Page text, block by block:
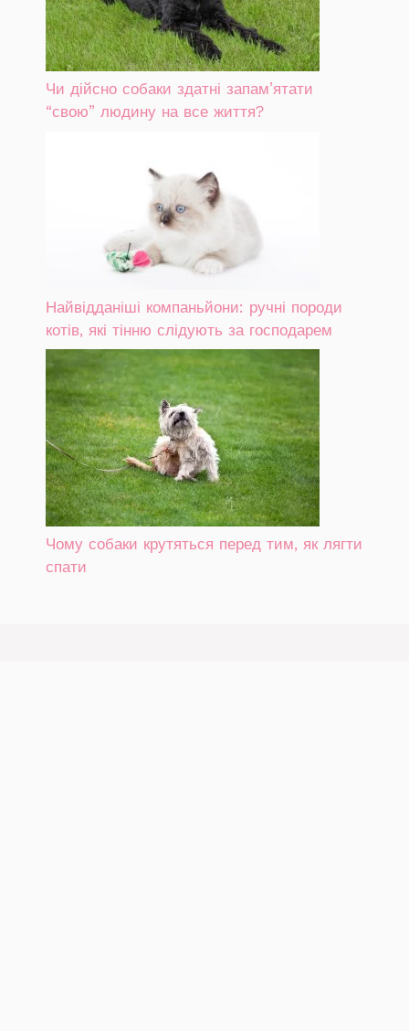
Чи дійсно собаки здатні запам’ятати
“свою” людину на все життя?
Найвідданіші компаньйони: ручні породи
котів, які тінню слідують за господарем
Чому собаки крутяться перед тим, як лягти
спати